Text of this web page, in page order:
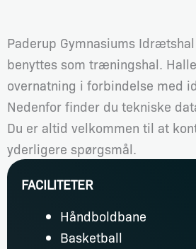
Paderup Gymnasiums
benyttes som træningshal.
overnatning i forbindelse med
Nedenfor finder du tekniske
Du er altid velkommen til at
yderligere spørgsmål.
FACILITETER
Håndboldbane
Basketball